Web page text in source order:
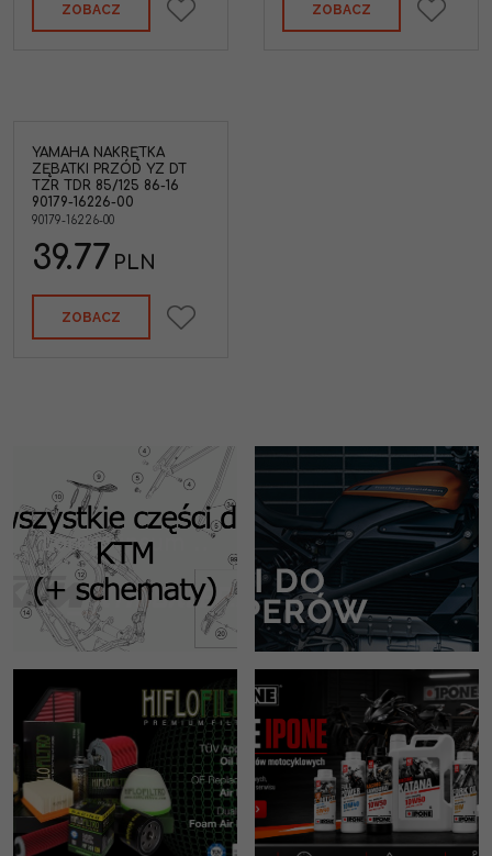
ZOBACZ ZOBACZ
YAMAHA NAKRĘTKA
ZĘBATKI PRZÓD YZ DT
TZR TDR 85/125 86-16
90179-16226-00
90179-16226-00
39.77 PLN
ZOBACZ